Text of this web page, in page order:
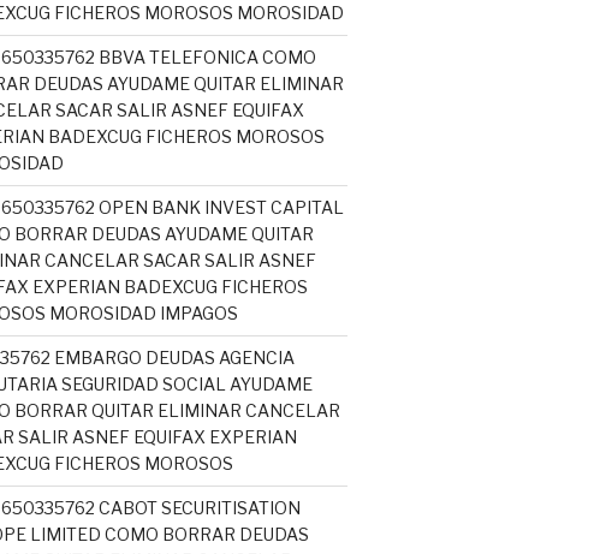
FICHEROS MOROSOS MOROSIDAD
BBVA TELEFONICA COMO
DEUDAS AYUDAME QUITAR ELIMINAR
SACAR SALIR ASNEF EQUIFAX
BADEXCUG FICHEROS MOROSOS
OPEN BANK INVEST CAPITAL
BORRAR DEUDAS AYUDAME QUITAR
CANCELAR SACAR SALIR ASNEF
EXPERIAN BADEXCUG FICHEROS
MOROSIDAD IMPAGOS
EMBARGO DEUDAS AGENCIA
SEGURIDAD SOCIAL AYUDAME
BORRAR QUITAR ELIMINAR CANCELAR
SALIR ASNEF EQUIFAX EXPERIAN
FICHEROS MOROSOS
CABOT SECURITISATION
LIMITED COMO BORRAR DEUDAS